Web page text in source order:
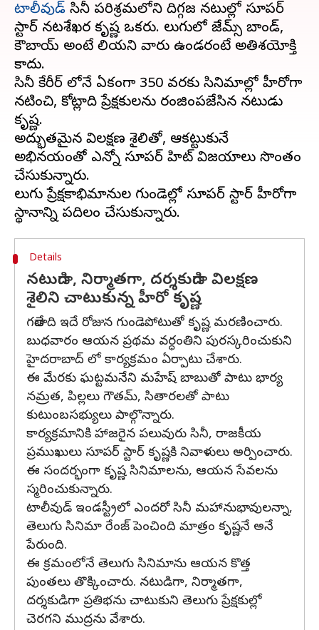
టాలీవుడ్ సినీ పరిశ్రమలోని దిగ్గజ నటుల్లో సూపర్
స్టార్ నటశేఖర కృష్ణ ఒకరు. తెలుగులో జేమ్స్ బాండ్,
కౌబాయ్ అంటే తెలియని వారు ఉండరంటే అతిశయోక్తి
కాదు.
సినీ కేరీర్ లోనే ఏకంగా 350 వరకు సినిమాల్లో హీరోగా
నటించి, కోట్లాది ప్రేక్షకులను రంజింపజేసిన నటుడు
కృష్ణ.
అద్భుతమైన విలక్షణ శైలితో, ఆకట్టుకునే
అభినయంతో ఎన్నో సూపర్ హిట్ విజయాలు సొంతం
చేసుకున్నారు.
తెలుగు ప్రేక్షకాభిమానుల గుండెల్లో సూపర్ స్టార్ హీరోగా
Details
నటుడిగా, నిర్మాతగా, దర్శకుడిగా విలక్షణ
శైలిని చాటుకున్న హీరో కృష్ణ
గతేడాది ఇదే రోజున గుండెపోటుతో కృష్ణ మరణించారు.
బుధవారం ఆయన ప్రథమ వర్ధంతిని పురస్కరించుకుని
హైదరాబాద్ లో కార్యక్రమం ఏర్పాటు చేశారు.
ఈ మేరకు ఘట్టమనేని మహేష్ బాబుతో పాటు భార్య
నమ్రత, పిల్లలు గౌతమ్, సితారలతో పాటు
కుటుంబసభ్యులు పాల్గొన్నారు.
కార్యక్రమానికి హాజరైన పలువురు సినీ, రాజకీయ
ప్రముఖులు సూపర్ స్టార్ కృష్ణకి నివాళులు అర్పించారు.
ఈ సందర్భంగా కృష్ణ సినిమాలను, ఆయన సేవలను
స్మరించుకున్నారు.
టాలీవుడ్ ఇండస్ట్రీలో ఎందరో సినీ మహానుభావులన్నా,
తెలుగు సినిమా రేంజ్ పెంచింది మాత్రం కృష్ణనే అనే
పేరుంది.
ఈ క్రమంలోనే తెలుగు సినిమాను ఆయన కొత్త
పుంతలు తొక్కించారు. నటుడిగా, నిర్మాతగా,
దర్శకుడిగా ప్రతిభను చాటుకుని తెలుగు ప్రేక్షకుల్లో
చెరగని ముద్రను వేశారు.